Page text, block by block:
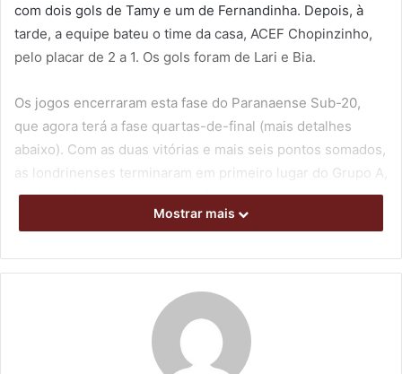
com dois gols de Tamy e um de Fernandinha. Depois, à
tarde, a equipe bateu o time da casa, ACEF Chopinzinho,
pelo placar de 2 a 1. Os gols foram de Lari e Bia.
Os jogos encerraram esta fase do Paranaense Sub-20,
que agora terá a fase quartas-de-final (mais detalhes
abaixo). Com as duas vitórias e mais seis pontos somados,
as londrinenses terminaram em primeiro lugar do Grupo A,
totalizando nove pontos em três jogos.
também está na ponta da classificação geral do
campeonato atual, com 18 pontos nos seis jogos já
disputados, contabilizando a 1ª e 2ª fases. O Stein
Cascavel, que ficou em primeiro do Grupo B, é o segundo
da tabela geral também com 18 pontos e invicto, mas
Mostrar mais